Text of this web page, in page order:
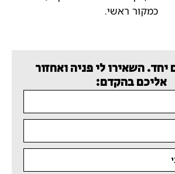
כמקור ראשי.
יחד. השאירו לי פניה ואחזור
אליכם בהקדם: